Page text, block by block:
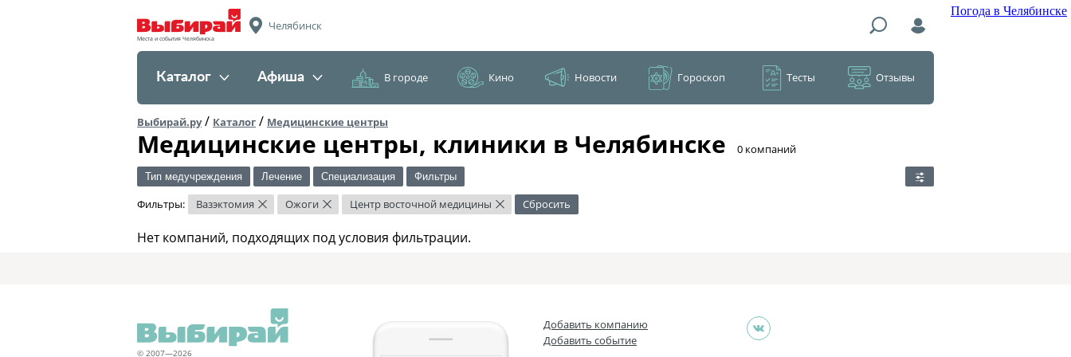
Погода в Челябинске
Места и события Челябинска
Челябинск
Каталог Афиша В городе Кино Новости Гороскоп Тесты Отзывы
Выбирай.ру/ Каталог / Медицинские центры
Медицинские центры, клиники в Челябинске ​0 компаний
Тип медучреждения Лечение Специализация Фильтры
Фильтры: Вазэктомия × Ожоги × Центр восточной медицины × Сбросить
Нет компаний, подходящих под условия фильтрации.
© 2007—2026
Добавить компанию
Добавить событие